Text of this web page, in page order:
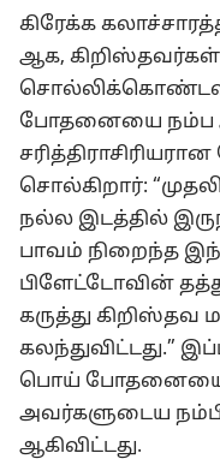
கிரேக்க
ஆக,
போதனையை நம்ப
சொல்கிறார்:
நல்ல இடத்தில்
பாவம் நிறைந்த
பிளேட்டோவின்
கருத்து கிறிஸ்தவ
கலந்துவிட்டது.”
பொய் போதனையை
அவர்களுடைய
ஆகிவிட்டது.